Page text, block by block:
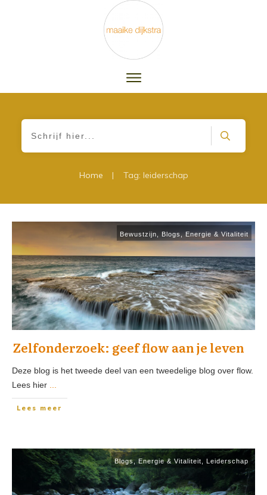
Home | Tag: leiderschap
Bewustzijn Blogs,Energie & Vitaliteit
Zelfonderzoek: geef flow aan je leven
Deze blog is het tweede deel van een tweedelige blog over flow.
Lees hier
Lees meer
Blogs Energie & Vitaliteit Leiderschap